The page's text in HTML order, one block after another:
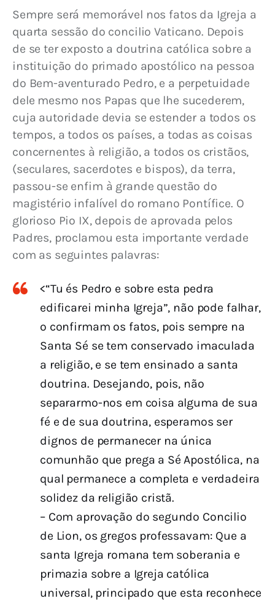
Sempre será memorável nos fatos da Igreja a
quarta sessão do concilio Vaticano. Depois
de se ter exposto a doutrina católica sobre a
instituição do primado apostólico na pessoa
do Bem-aventurado Pedro, e a perpetuidade
dele mesmo nos Papas que lhe sucederem,
cuja autoridade devia se estender a todos os
tempos, a todos os países, a todas as coisas
concernentes à religião, a todos os cristãos,
(seculares, sacerdotes e bispos), da terra,
passou-se enfim à grande questão do
magistério infalível do romano Pontífice. O
glorioso Pio IX, depois de aprovada pelos
Padres, proclamou esta importante verdade
com as seguintes palavras:
<“Tu és Pedro e sobre esta pedra
edificarei minha Igreja”, não pode falhar,
o confirmam os fatos, pois sempre na
Santa Sé se tem conservado imaculada
a religião, e se tem ensinado a santa
doutrina. Desejando, pois, não
separarmo-nos em coisa alguma de sua
fé e de sua doutrina, esperamos ser
dignos de permanecer na única
comunhão que prega a Sé Apostólica, na
qual permanece a completa e verdadeira
solidez da religião cristã.
– Com aprovação do segundo Concilio
de Lion, os gregos professavam: Que a
santa Igreja romana tem soberania e
primazia sobre a Igreja católica
universal, principado que esta reconhece